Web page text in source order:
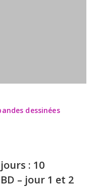
dessinées
: 10
– jour 1 et 2